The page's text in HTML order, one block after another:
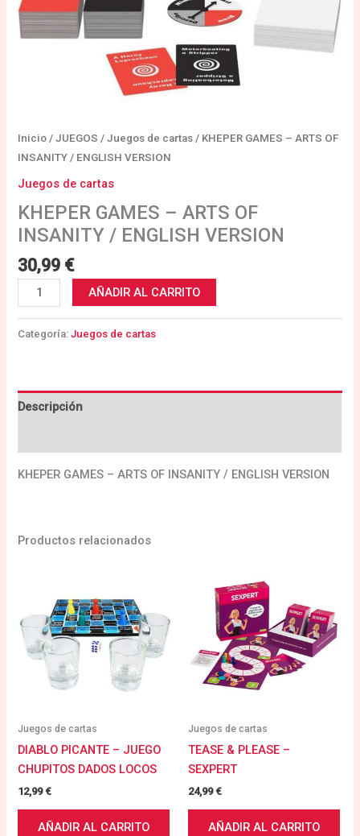
Inicio /JUEGOS /Juegos de cartas / KHEPER GAMES – ARTS OF
INSANITY / ENGLISH VERSION
Juegos de cartas
KHEPER GAMES – ARTS OF
INSANITY / ENGLISH VERSION
30,99 €
AÑADIR AL CARRITO
Categoría:Juegos de cartas
Descripción
KHEPER GAMES – ARTS OF INSANITY / ENGLISH VERSION
Productos relacionados
Juegos de cartas
DIABLO PICANTE – JUEGO
CHUPITOS DADOS LOCOS
12,99€
AÑADIR AL CARRITO
Juegos de cartas
TEASE & PLEASE –
SEXPERT
24,99€
AÑADIR AL CARRITO